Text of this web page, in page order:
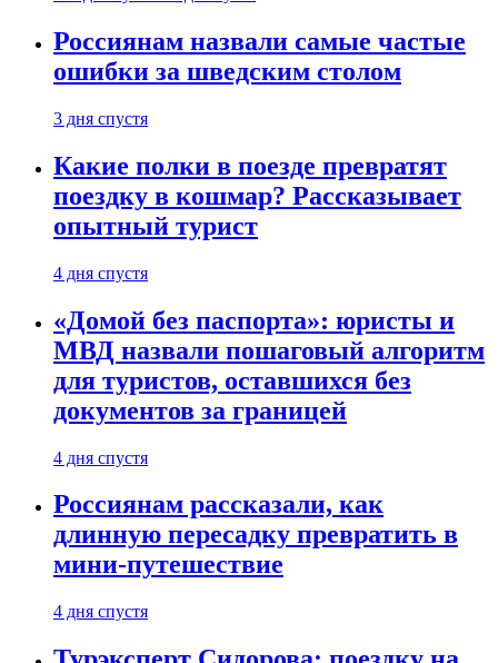
Россиянам назвали самые частые
ошибки за шведским столом
3 дня спустя
Какие полки в поезде превратят
поездку в кошмар? Рассказывает
опытный турист
4 дня спустя
«Домой без паспорта»: юристы и
МВД назвали пошаговый алгоритм
для туристов, оставшихся без
документов за границей
4 дня спустя
Россиянам рассказали, как
длинную пересадку превратить в
мини-путешествие
4 дня спустя